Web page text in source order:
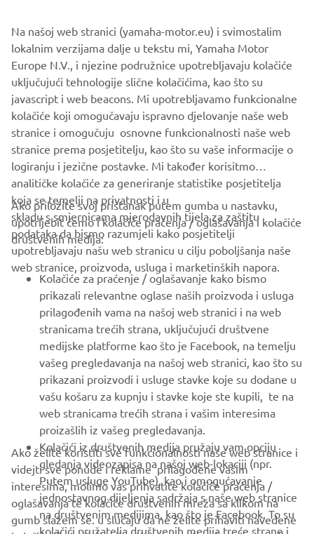
CORPORATE
FOR BUSINESS
MORE YAMAHA
SUPPORT
BILTEN
Budite prvi koji će saznati o najnovijim ponudama, posebnim
događajima, novim izdanjima i još mnogo toga
PRETPLATITE SE
Na našoj web stranici (yamaha-motor.eu) i svimostalim
lokalnim verzijama dalje u tekstu mi, Yamaha Motor
Europe N.V., i njezine podružnice upotrebljavaju kolačiće
uključujući tehnologije slične kolačićima, kao što su
javascript i web beacons. Mi upotrebljavamo funkcionalne
kolačiće koji omogučavaju ispravno djelovanje naše web
stranice i omogučuju osnovne funkcionalnosti naše web
stranice prema posjetitelju, kao što su vaše informacije o
logiranju i jezične postavke. Mi također korisitmo
analitičke kolačiće za generiranje statistike posjetitelja
koja se temelji na privatnosti i u
skladu s smjernicama mjerodavnih tijela za zaštitu
podataka da bismo razumjeli kako posjetitelji
upotrebljavaju našu web stranicu u cilju poboljšanja naše
web stranice, proizvoda, usluga i marketinških napora.
Ako priložite svoj pristanak putem gumba u nastavku,
upotrijebit ćemo i kolačiće praćenja / oglašavanja i kolačiće
društvenih medija:
Kolačiće za praćenje / oglašavanje kako bismo
prikazali relevantne oglase naših proizvoda i usluga
prilagođenih vama na našoj web stranici i na web
stranicama trećih strana, uključujući društvene
medijske platforme kao što je Facebook, na temelju
vašeg pregledavanja na našoj web stranici, kao što su
prikazani proizvodi i usluge stavke koje su dodane u
vašu košaru za kupnju i stavke koje ste kupili, te na
web stranicama trećih strana i vašim interesima
proizašlih iz vašeg pregledavanja.
Kolačići iz društvenih medija pružaju vam opciju
gledanja videozapisa na našoj web-lokaciji (npr.
Putem usluge YouTube), kao i omogućavanje
jednostavnog dijeljenja sadržaja s naše web stranice
na društvenim medijima, kao što je Facebook. To su
kolačići pružatelja društvenih medija treće strane i
Ako želite koristiti sve funkcionalnosti naše web stranice i
videjti sve ponude i reklame prilagođene vašim
interesima, molimo vas prihvatite kolačiće praćenja /
oglašavanja te kolačiće društvenih mreža sa klikom na
gumb slažem se. u slučaju da ne želite prihaviti navedene